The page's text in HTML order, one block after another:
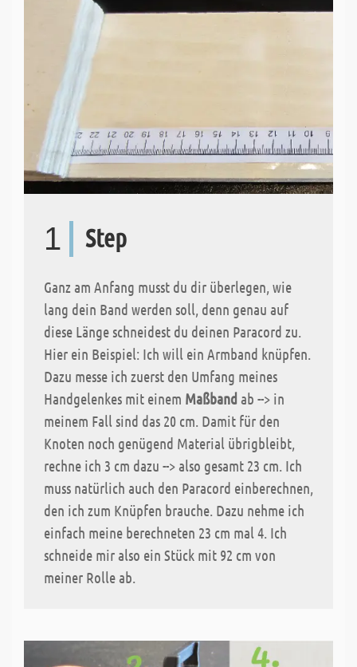
1 Step
Ganz am Anfang musst du dir überlegen, wie
lang dein Band werden soll, denn genau auf
diese Länge schneidest du deinen Paracord zu.
Hier ein Beispiel: Ich will ein Armband knüpfen.
Dazu messe ich zuerst den Umfang meines
Handgelenkes mit einem Maßband ab --> in
meinem Fall sind das 20 cm. Damit für den
Knoten noch genügend Material übrigbleibt,
rechne ich 3 cm dazu --> also gesamt 23 cm. Ich
muss natürlich auch den Paracord einberechnen,
den ich zum Knüpfen brauche. Dazu nehme ich
einfach meine berechneten 23 cm mal 4. Ich
schneide mir also ein Stück mit 92 cm von
meiner Rolle ab.